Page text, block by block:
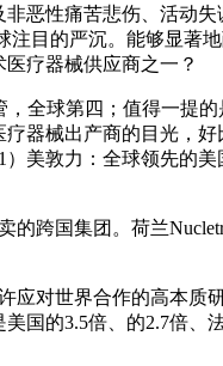
恶性痛苦悲伤、活动失
注目的严沉。能够显著
疗器械供应商之一？
全球第四；值得一提的
器械出产商的目光，好
美敦力：全球领先的
跨国集团。荷兰
对世界合作的高本质
国的3.5倍、的2.7倍、法